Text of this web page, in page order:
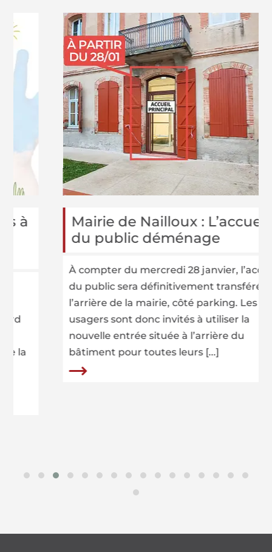
Mairie de Nailloux : L’accueil
du public déménage
À compter du mercredi 28 janvier, l’accueil
du public sera définitivement transféré à
l’arrière de la mairie, côté parking. Les
usagers sont donc invités à utiliser la
nouvelle entrée située à l’arrière du
bâtiment pour toutes leurs [...]